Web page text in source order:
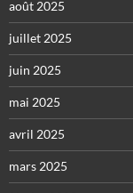
août 2025
juillet 2025
juin 2025
mai 2025
avril 2025
mars 2025